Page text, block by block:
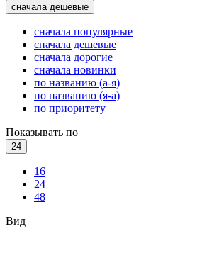
сначала дешевые
сначала популярные
сначала дешевые
сначала дорогие
сначала новинки
по названию (а-я)
по названию (я-а)
по приоритету
Показывать по
24
16
24
48
Вид